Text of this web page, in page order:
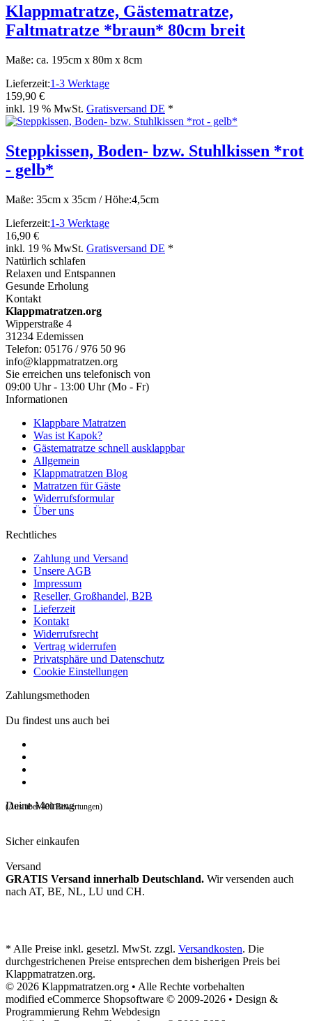
Klappmatratze, Gästematratze,
Faltmatratze *braun* 80cm breit
Maße: ca. 195cm x 80m x 8cm
Lieferzeit:1-3 Werktage
159,90 €
inkl. 19 % MwSt. Gratisversand DE *
Steppkissen, Boden- bzw. Stuhlkissen *rot
- gelb*
Maße: 35cm x 35cm / Höhe:4,5cm
Lieferzeit:1-3 Werktage
16,90 €
inkl. 19 % MwSt. Gratisversand DE *
Natürlich schlafen
Relaxen und Entspannen
Gesunde Erholung
Kontakt
Klappmatratzen.org
Wipperstraße 4
31234 Edemissen
Telefon: 05176 / 976 50 96
info@klappmatratzen.org
Sie erreichen uns telefonisch von
09:00 Uhr - 13:00 Uhr (Mo - Fr)
Informationen
Klappbare Matratzen
Was ist Kapok?
Gästematratze schnell ausklappbar
Allgemein
Klappmatratzen Blog
Matratzen für Gäste
Widerrufsformular
Über uns
Rechtliches
Zahlung und Versand
Unsere AGB
Impressum
Reseller, Großhandel, B2B
Lieferzeit
Kontakt
Widerrufsrecht
Vertrag widerrufen
Privatsphäre und Datenschutz
Cookie Einstellungen
Zahlungsmethoden
Du findest uns auch bei
Deine Meinung
(Aus über 400 Bewertungen)
Sicher einkaufen
Versand
GRATIS Versand innerhalb Deutschland. Wir versenden auch
nach AT, BE, NL, LU und CH.
* Alle Preise inkl. gesetzl. MwSt. zzgl. Versandkosten. Die
durchgestrichenen Preise entsprechen dem bisherigen Preis bei
Klappmatratzen.org.
© 2026 Klappmatratzen.org • Alle Rechte vorbehalten
modified eCommerce Shopsoftware © 2009-2026 • Design &
Programmierung Rehm Webdesign